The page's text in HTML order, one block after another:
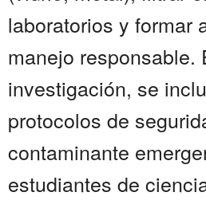
laboratorios y formar
manejo responsable.
investigación, se
protocolos de
contaminante
estudiantes de